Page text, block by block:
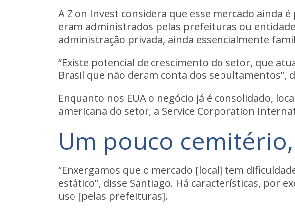
A Zion Invest considera que esse mercado ainda
eram administrados pelas prefeituras ou
administração privada, ainda essencialmente
“Existe potencial de crescimento do setor, que
Brasil que não deram conta dos sepultamentos”,
Enquanto nos EUA o negócio já é consolidado,
americana do setor, a Service Corporation
Um pouco
“Enxergamos que o mercado [local] tem
estático”, disse Santiago. Há características, por
uso [pelas prefeituras].